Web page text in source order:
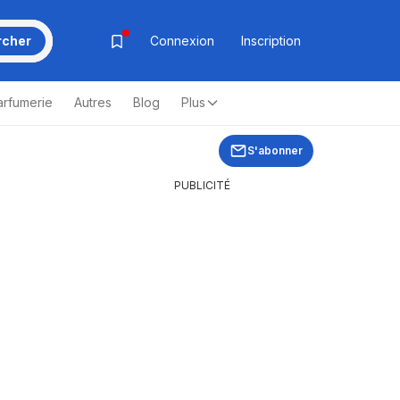
Connexion Inscription
Autres Blog Plus
S'abonner
PUBLICITÉ